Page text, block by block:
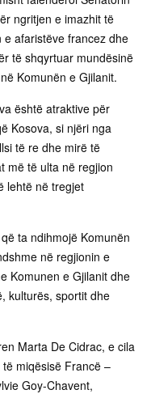
ngritjen e imazhit të
afaristëve francez dhe
të shqyrtuar mundësinë
Komunën e Gjilanit.
është atraktive për
Kosova, si njëri nga
të re dhe mirë të
më të ulta në regjion
lehtë në tregjet
ta ndihmojë Komunën
në regjionin e
Komunen e Gjilanit dhe
kulturës, sportit dhe
Marta De Cidrac, e cila
miqësisë Francë –
Goy-Chavent,